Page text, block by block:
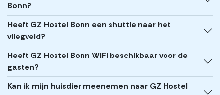
Bonn?
Heeft GZ Hostel Bonn een shuttle naar het
vliegveld?
Heeft GZ Hostel Bonn WIFI beschikbaar voor de
gasten?
Kan ik mijn huisdier meenemen naar GZ Hostel